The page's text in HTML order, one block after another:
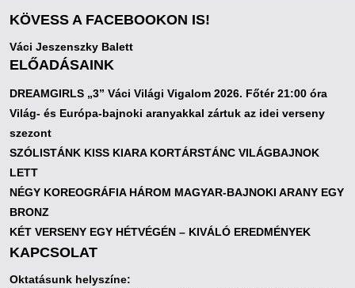
KÖVESS A FACEBOOKON IS!
Váci Jeszenszky Balett
ELŐADÁSAINK
DREAMGIRLS „3” Váci Világi Vigalom 2026. Főtér 21:00 óra
Világ- és Európa-bajnoki aranyakkal zártuk az idei verseny
szezont
SZÓLISTÁNK KISS KIARA KORTÁRSTÁNC VILÁGBAJNOK
LETT
NÉGY KOREOGRÁFIA HÁROM MAGYAR-BAJNOKI ARANY EGY
BRONZ
KÉT VERSENY EGY HÉTVÉGÉN – KIVÁLÓ EREDMÉNYEK
KAPCSOLAT
Oktatásunk helyszíne: